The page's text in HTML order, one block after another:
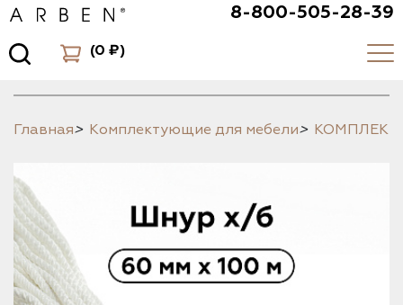
8-800-505-28-39
(0 ₽)
Главная> Комплектующие для мебели>